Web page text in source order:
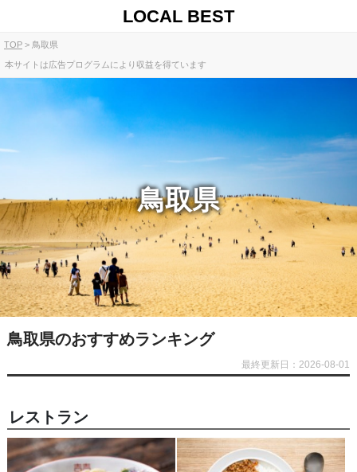
LOCAL BEST
TOP 鳥取県
本サイトは広告プログラムにより収益を得ています
鳥取県
鳥取県のおすすめランキング
最終更新日：2026-08-01
レストラン